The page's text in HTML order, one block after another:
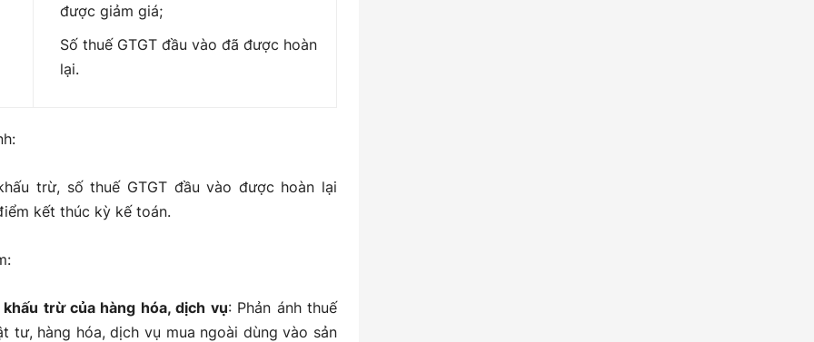
được giảm giá;
Số thuế GTGT đầu vào đã được hoàn
lại.
trừ, số thuế GTGT đầu vào được hoàn lại
kết thúc kỳ kế toán.
trừ của hàng hóa, dịch vụ: Phản ánh thuế
tư, hàng hóa, dịch vụ mua ngoài dùng vào sản